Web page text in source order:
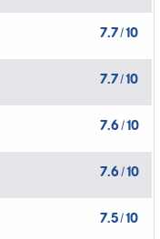
7.7/10
7.7/10
7.6 /10
7.6 /10
7.5/10